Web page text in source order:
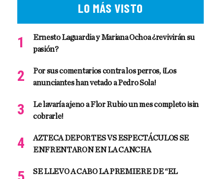
LO MÁS VISTO
Ernesto Laguardia y Mariana Ochoa ¿revivirán su
pasión?
Por sus comentarios contra los perros, ¡Los
anunciantes han vetado a Pedro Sola!
Le lavaría ajeno a Flor Rubio un mes completo ¡sin
cobrarle!
AZTECA DEPORTES VS ESPECTÁCULOS SE
ENFRENTARON EN LA CANCHA
SE LLEVO A CABO LA PREMIERE DE “EL